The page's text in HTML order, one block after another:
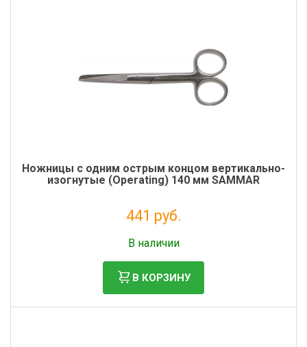
Ножницы с одним острым концом вертикально-
изогнутые (Operating) 140 мм SAMMAR
441 руб.
В наличии
В КОРЗИНУ